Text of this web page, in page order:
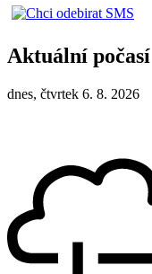
Aktuální počasí
dnes, čtvrtek 6. 8. 2026